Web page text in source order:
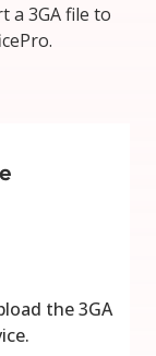
a 3GA file to
the 3GA